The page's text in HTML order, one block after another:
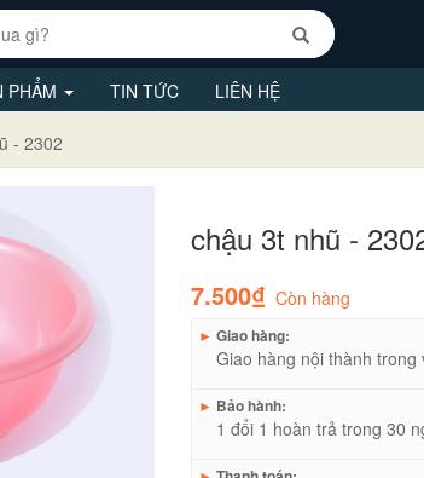
PHẨM TIN TỨC LIÊN HỆ
- 2302
chậu 3t nhũ -
7.500₫ Còn hàng
► Giao hàng:
Giao hàng nội thành trong
► Bảo hành:
1 đổi 1 hoàn trả trong 30